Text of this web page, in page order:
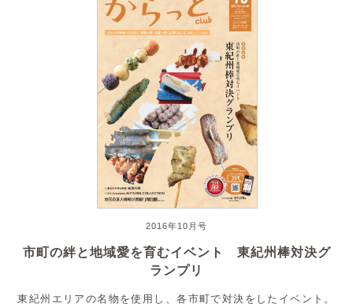
2016年10月号
市町の絆と地域愛を育むイベント 東紀州棒対決グ
ランプリ
東紀州エリアの名物を使用し、各市町で対決をしたイベント。